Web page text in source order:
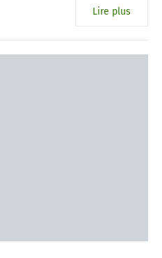
Lire plus